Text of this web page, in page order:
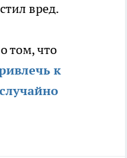
вред.
том, что
к